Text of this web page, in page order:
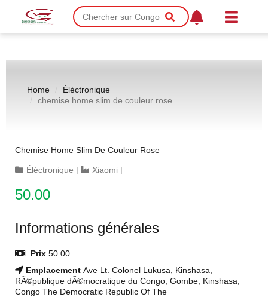
Home
Éléctronique
chemise home slim de couleur rose
Chemise Home Slim De Couleur Rose
Éléctronique | Xiaomi |
50.00
Informations générales
Prix 50.00
Emplacement Ave Lt. Colonel Lukusa, Kinshasa,
RÃ©publique dÃ©mocratique du Congo, Gombe, Kinshasa,
Congo The Democratic Republic Of The